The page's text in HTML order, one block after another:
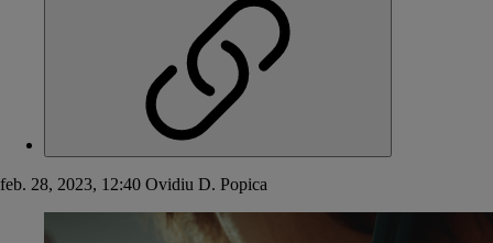
feb. 28, 2023, 12:40 Ovidiu D. Popica